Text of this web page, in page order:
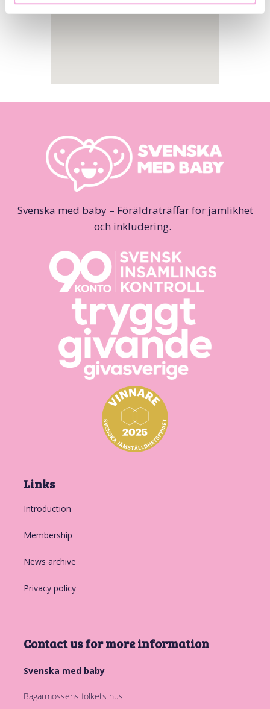
Svenska med baby – Föräldraträffar för jämlikhet
och inkludering.
Links
Introduction
Membership
News archive
Privacy policy
Contact us for more information
Svenska med baby
Bagarmossens folkets hus